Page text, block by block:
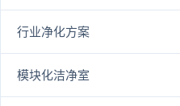
行业净化方案
模块化洁净室